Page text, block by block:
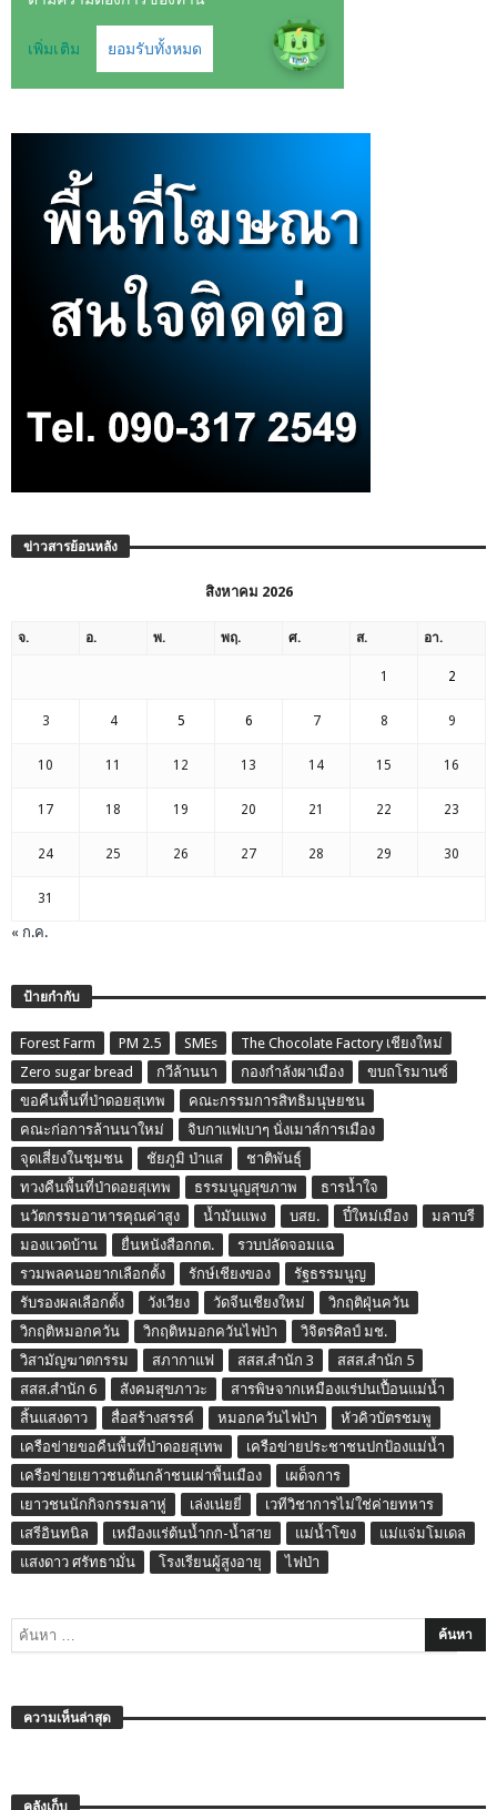
ข่าวสารย้อนหลัง
สิงหาคม 2026
จ. อ. พ. พฤ. ศ. ส. อา.
1 2
3 4 5 6 7 8 9
10 11 12 13 14 15 16
17 18 19 20 21 22 23
24 25 26 27 28 29 30
31
« ก.ค.
ป้ายกำกับ
Forest Farm PM 2.5 SMEs
The Chocolate Factory เชียงใหม่
Zero sugar bread
กวีล้านนา กองกำลังผาเมือง
ขบถโรมานซ์
ขอคืนพื้นที่ป่าดอยสุเทพ
คณะกรรมการสิทธิมนุษยชน
คณะก่อการล้านนาใหม่
จิบกาแฟเบาๆ นั่งเมาส์การเมือง
จุดเสี่ยงในชุมชน
ชัยภูมิ ป่าแส
ชาติพันธุ์
ทวงคืนพื้นที่ป่าดอยสุเทพ
ธรรมนูญสุขภาพ
ธารน้ำใจ
นวัตกรรมอาหารคุณค่าสูง
น้ำมันแพง บสย. ปี๋ใหม่เมือง
มลาบรี
มองแวดบ้าน
ยื่นหนังสือกกต.
รวบปลัดจอมแฉ
รวมพลคนอยากเลือกตั้ง
รักษ์เชียงของ
รัฐธรรมนูญ
รับรองผลเลือกตั้ง
วังเวียง วัดจีนเชียงใหม่
วิกฤติฝุ่นควัน
วิกฤติหมอกควัน
วิกฤติหมอกควันไฟป่า
วิจิตรศิลป์ มช.
วิสามัญฆาตกรรม
สภากาแฟ สสส.สำนัก 3
สสส.สำนัก 5
สสส.สำนัก 6
สังคมสุขภาวะ
สารพิษจากเหมืองแร่ปนเปื้อนแม่น้ำ
สิ้นแสงดาว
สื่อสร้างสรรค์ หมอกควันไฟป่า
หัวคิวบัตรชมพู
เครือข่ายขอคืนพื้นที่ป่าดอยสุเทพ
เครือข่ายประชาชนปกป้องแม่น้ำ
เครือข่ายเยาวชนต้นกล้าชนเผ่าพื้นเมือง
เผด็จการ
เยาวชนนักกิจกรรมลาหู่
เล่งเน่ยยี่
เวทีวิชาการไม่ใช่ค่ายทหาร
เสรีอินทนิล
เหมืองแร่ต้นน้ำกก-น้ำสาย แม่น้ำโขง
แม่แจ่มโมเดล
แสงดาว ศรัทธามั่น
โรงเรียนผู้สูงอายุ ไฟป่า
ความเห็นล่าสุด